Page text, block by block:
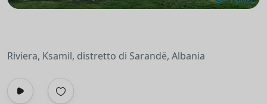
Riviera, Ksamil, distretto di Sarandë, Albania